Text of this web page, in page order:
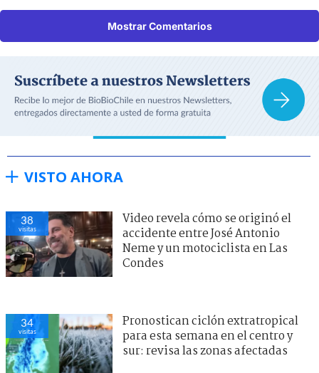
Mostrar Comentarios
VISTO AHORA
38
visitas
Video revela cómo se originó el
accidente entre José Antonio
Neme y un motociclista en Las
Condes
34
visitas
Pronostican ciclón extratropical
para esta semana en el centro y
sur: revisa las zonas afectadas